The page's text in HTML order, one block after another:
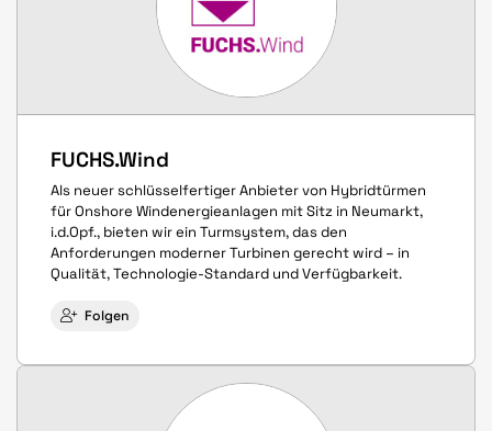
FUCHS.Wind
Als neuer schlüsselfertiger Anbieter von Hybridtürmen
für Onshore Windenergieanlagen mit Sitz in Neumarkt,
i.d.Opf., bieten wir ein Turmsystem, das den
Anforderungen moderner Turbinen gerecht wird – in
Qualität, Technologie-Standard und Verfügbarkeit.
Folgen